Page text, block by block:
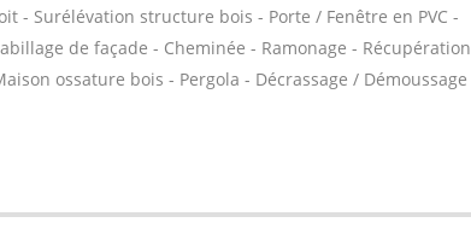
- Surélévation structure bois - Porte / Fenêtre en PVC -
de façade - Cheminée - Ramonage - Récupération
ossature bois - Pergola - Décrassage / Démoussage